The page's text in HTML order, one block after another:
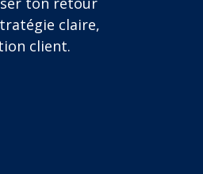
claire,
client.